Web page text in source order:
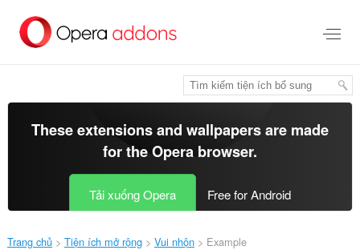
đến
These extensions and wallpapers are made
for theOpera browser.
Tải xuống Opera Free for Android
Trang chủ Tiện ích mở rộng Vui nhộn Example‎